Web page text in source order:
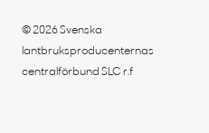
© 2026 Svenska
lantbruksproducenternas
centralförbund SLC r.f